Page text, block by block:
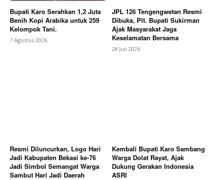
Subscription Plans
My account
Bupati Karo Serahkan 1,2 Juta
Benih Kopi Arabika untuk 259
Kelompok Tani.
7 Agustus 2026
JPL 126 Tengengwetan Resmi
Dibuka, Plt. Bupati Sukirman
Ajak Masyarakat Jaga
Keselamatan Bersama
28 Juli 2026
Resmi Diluncurkan, Logo Hari
Jadi Kabupaten Bekasi ke-76
Jadi Simbol Semangat Warga
Sambut Hari Jadi Daerah
Kembali Bupati Karo Sambang
Warga Dolat Rayat, Ajak
Dukung Gerakan Indonesia
ASRI